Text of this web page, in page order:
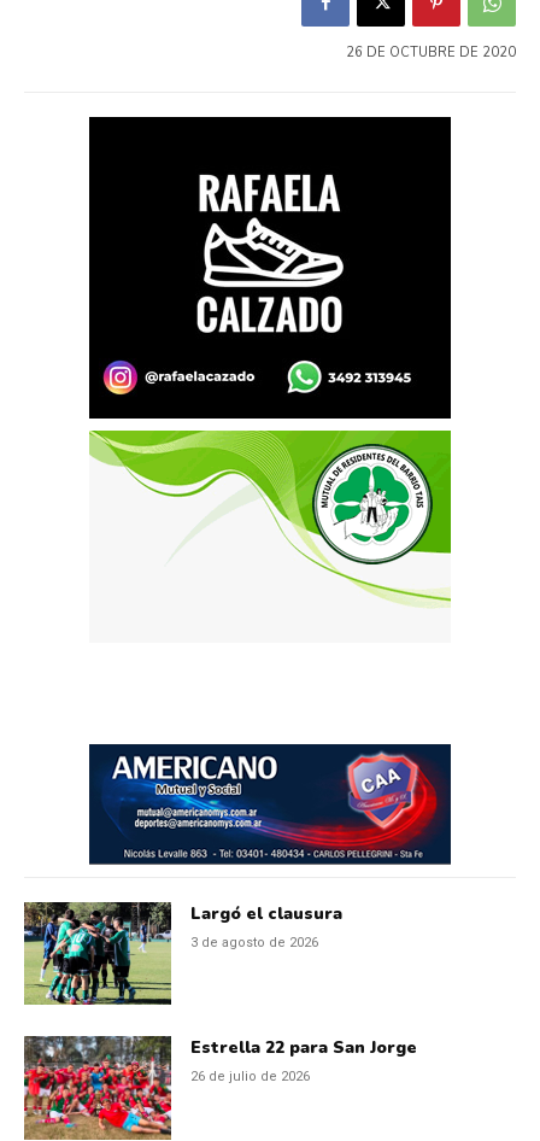
26 DE OCTUBRE DE 2020
Largó el clausura
3 de agosto de 2026
Estrella 22 para San Jorge
26 de julio de 2026